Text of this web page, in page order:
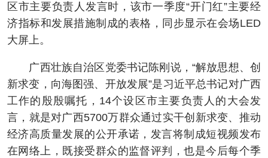
区市主要负责人发言时，该市一季度“开门红”主要经
济指标和发展措施制成的表格，同步显示在会场LED
大屏上。
广西壮族自治区党委书记陈刚说，“解放思想、创
新求变，向海图强、开放发展”是习近平总书记对广西
工作的殷殷嘱托，14个设区市主要负责人的大会发
言，就是对广西5700万群众通过实干创新求变、推动
经济高质量发展的公开承诺，发言将制成短视频发布
在网络上，既接受群众的监督评判，也是今后每个季